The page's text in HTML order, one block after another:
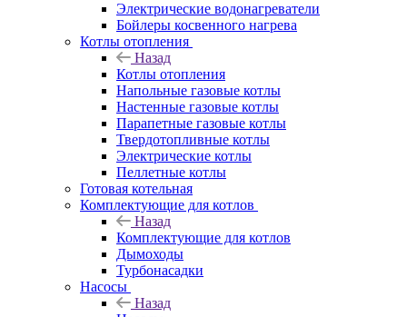
Электрические водонагреватели
Бойлеры косвенного нагрева
Котлы отопления
Назад
Котлы отопления
Напольные газовые котлы
Настенные газовые котлы
Парапетные газовые котлы
Твердотопливные котлы
Электрические котлы
Пеллетные котлы
Готовая котельная
Комплектующие для котлов
Назад
Комплектующие для котлов
Дымоходы
Турбонасадки
Насосы
Назад